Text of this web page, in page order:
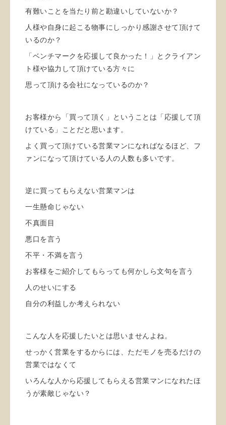
有難いことを当たり前と勘違いしていないか？
人様や自身に起こる物事にしっかり感謝させて頂けて
いるのか？
「ベンチマークを応援して良かった！」とクライアン
ト様や協力して頂けている方々に
思って頂ける会社になっているのか？
お客様から「買って頂く」ということは「応援して頂
けている」ことだと思います。
よく買って頂けている営業マンになればなるほど、フ
ァンになって頂けている人の人数も多いです。
逆に買ってもらえない営業マンは
一生懸命じゃない
不真面目
悪口を言う
不平・不満を言う
お客様をご紹介してもらっても何かしら文句を言う
人のせいにする
自分の利益しか考えられない
こんな人を応援したいとは思いませんよね。
せっかく営業をするからには、ただモノを売るだけの
営業ではなくて
いろんな人から応援してもらえる営業マンになれたほ
うが素敵じゃない？